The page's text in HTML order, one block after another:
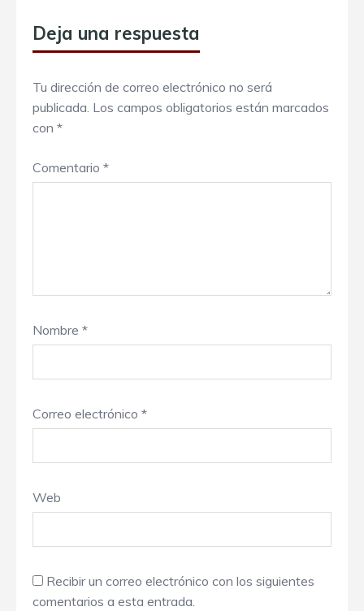
Deja una respuesta
Tu dirección de correo electrónico no será
publicada. Los campos obligatorios están marcados
con *
Comentario *
Nombre *
Correo electrónico *
Web
Recibir un correo electrónico con los siguientes
comentarios a esta entrada.